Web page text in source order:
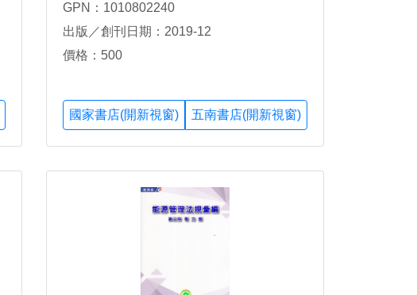
GPN：1010802240
出版／創刊日期：2019-12
價格：500
國家書店(開新視窗) 五南書店(開新視窗)